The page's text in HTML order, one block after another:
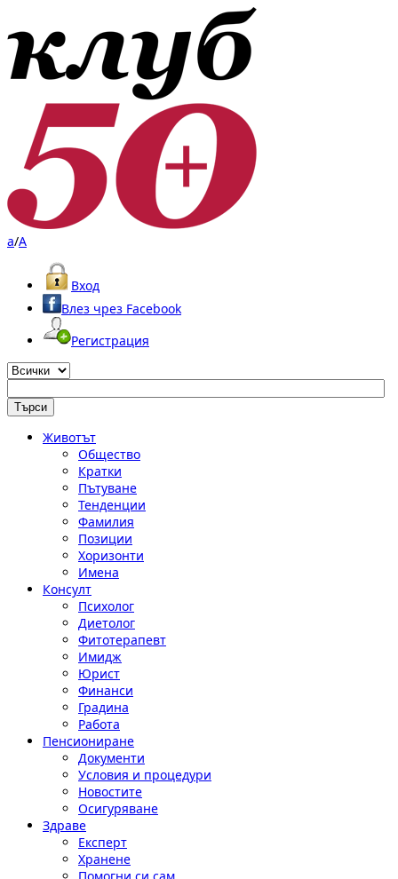
a/A
Вход
Влез чрез Facebook
Регистрация
Животът
Общество
Кратки
Пътуване
Тенденции
Фамилия
Позиции
Хоризонти
Имена
Консулт
Психолог
Диетолог
Фитотерапевт
Имидж
Юрист
Финанси
Градина
Работа
Пенсиониране
Документи
Условия и процедури
Новостите
Осигуряване
Здраве
Експерт
Хранене